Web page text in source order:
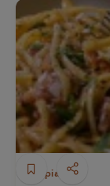
Primi piatti